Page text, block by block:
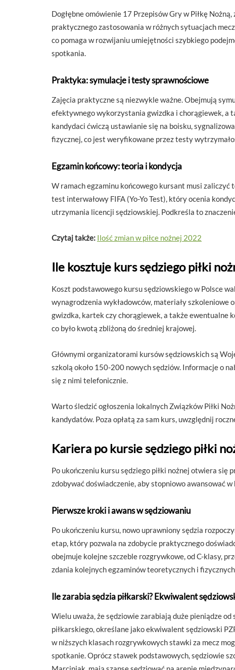
Dogłębne omówienie 17 Przepisów Gry w Piłkę
praktycznego zastosowania w różnych sytuacjach
co pomaga w rozwijaniu umiejętności szybkiego
spotkania.
Praktyka: symulacje i testy sprawnościowe
Zajęcia praktyczne są niezwykle ważne. Obejmują
efektywnego wykorzystania gwizdka i chorągiewek, a
kandydaci ćwiczą ustawianie się na boisku,
fizycznej, co jest weryfikowane przez testy
Egzamin końcowy: teoria i kondycja
W ramach egzaminu końcowego kursant musi
test interwałowy FIFA (Yo-Yo Test), który ocenia
utrzymania licencji sędziowskiej. Podkreśla to
Czytaj także: Ilość zmian w piłce nożnej 2022
Ile kosztuje kurs sędziego piłki
Koszt podstawowego kursu sędziowskiego w Polsce
wynagrodzenia wykładowców, materiały
gwizdka, kartek czy chorągiewek, a także ewentualne
co było kwotą zbliżoną do średniej krajowej.
Głównymi organizatorami kursów sędziowskich są
szkolą około 150-200 nowych sędziów. Informacje o
się z nimi telefonicznie.
Warto śledzić ogłoszenia lokalnych Związków Piłki
kandydatów. Poza opłatą za sam kurs, uwzględnij
Kariera po kursie sędziego piłki
Po ukończeniu kursu sędziego piłki nożnej otwiera się
zdobywać doświadczenie, aby stopniowo awansować
Pierwsze kroki i awans w sędziowaniu
Po ukończeniu kursu, nowo uprawniony sędzia
etap, który pozwala na zdobycie praktycznego
obejmuje kolejne szczeble rozgrywkowe, od C-klasy,
zdania kolejnych egzaminów teoretycznych i
Ile zarabia sędzia piłkarski? Ekwiwalent
Wielu uważa, że sędziowie zarabiają duże pieniądze
piłkarskiego, określane jako ekwiwalent sędziowski
w niższych klasach rozgrywkowych stawki za mecz
spotkanie. Oprócz stawek podstawowych, sędziowie